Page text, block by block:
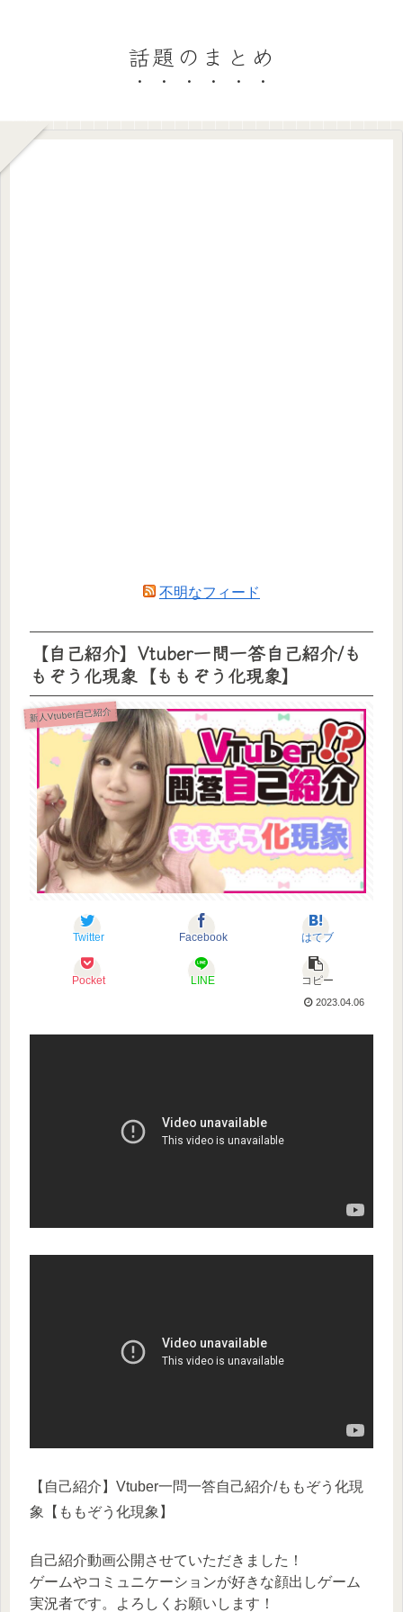
話題のまとめ
不明なフィード
【自己紹介】Vtuber一問一答自己紹介/も
もぞう化現象【ももぞう化現象】
新人Vtuber自己紹介
Twitter Facebook はてブ
Pocket LINE コピー
2023.04.06
【自己紹介】Vtuber一問一答自己紹介/ももぞう化現
象【ももぞう化現象】
自己紹介動画公開させていただきました！
ゲームやコミュニケーションが好きな顔出しゲーム
実況者です。よろしくお願いします！